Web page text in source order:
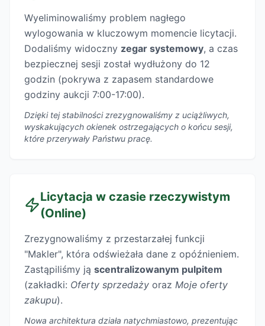
Wyeliminowaliśmy problem nagłego
wylogowania w kluczowym momencie licytacji.
Dodaliśmy widoczny zegar systemowy, a czas
bezpiecznej sesji został wydłużony do 12
godzin (pokrywa z zapasem standardowe
godziny aukcji 7:00-17:00).
Dzięki tej stabilności zrezygnowaliśmy z uciążliwych,
wyskakujących okienek ostrzegających o końcu sesji,
które przerywały Państwu pracę.
Licytacja w czasie rzeczywistym
(Online)
Zrezygnowaliśmy z przestarzałej funkcji
"Makler", która odświeżała dane z opóźnieniem.
Zastąpiliśmy ją scentralizowanym pulpitem
(zakładki: Oferty sprzedaży oraz Moje oferty
zakupu).
Nowa architektura działa natychmiastowo, prezentując